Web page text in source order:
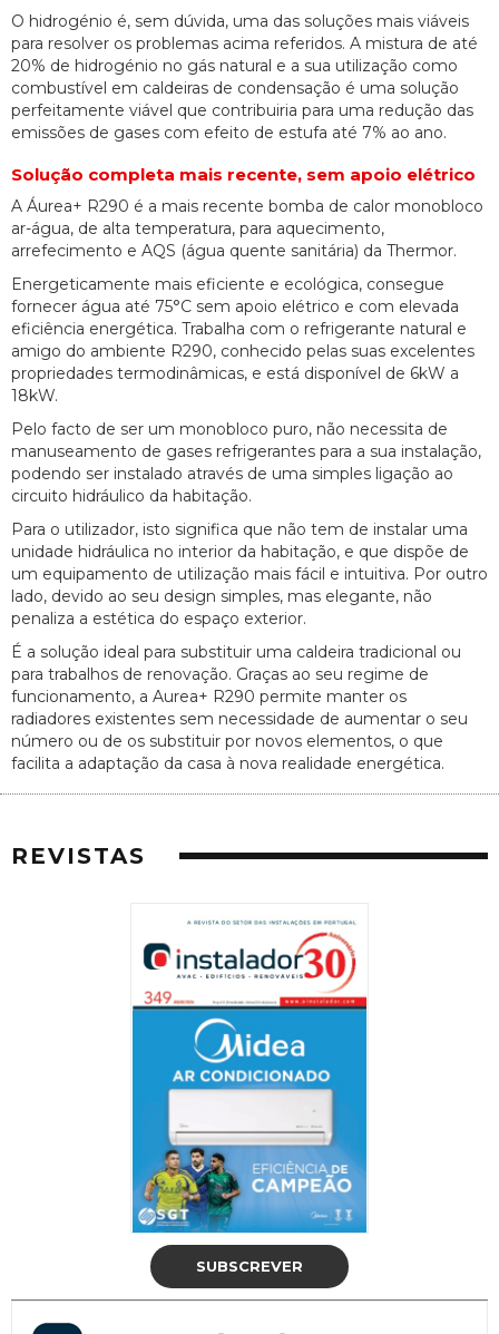
O hidrogénio é, sem dúvida, uma das soluções mais viáveis
para resolver os problemas acima referidos. A mistura de até
20% de hidrogénio no gás natural e a sua utilização como
combustível em caldeiras de condensação é uma solução
perfeitamente viável que contribuiria para uma redução das
emissões de gases com efeito de estufa até 7% ao ano.
Solução completa mais recente, sem apoio elétrico
A Áurea+ R290 é a mais recente bomba de calor monobloco
ar-água, de alta temperatura, para aquecimento,
arrefecimento e AQS (água quente sanitária) da Thermor.
Energeticamente mais eficiente e ecológica, consegue
fornecer água até 75°C sem apoio elétrico e com elevada
eficiência energética. Trabalha com o refrigerante natural e
amigo do ambiente R290, conhecido pelas suas excelentes
propriedades termodinâmicas, e está disponível de 6kW a
18kW.
Pelo facto de ser um monobloco puro, não necessita de
manuseamento de gases refrigerantes para a sua instalação,
podendo ser instalado através de uma simples ligação ao
circuito hidráulico da habitação.
Para o utilizador, isto significa que não tem de instalar uma
unidade hidráulica no interior da habitação, e que dispõe de
um equipamento de utilização mais fácil e intuitiva. Por outro
lado, devido ao seu design simples, mas elegante, não
penaliza a estética do espaço exterior.
É a solução ideal para substituir uma caldeira tradicional ou
para trabalhos de renovação. Graças ao seu regime de
funcionamento, a Aurea+ R290 permite manter os
radiadores existentes sem necessidade de aumentar o seu
número ou de os substituir por novos elementos, o que
facilita a adaptação da casa à nova realidade energética.
REVISTAS
SUBSCREVER